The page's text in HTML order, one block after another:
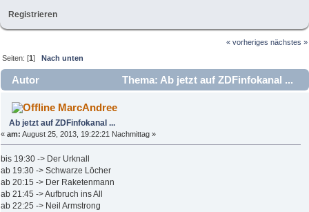
Registrieren
« vorheriges nächstes »
Seiten: [1]Nach unten
Autor
Thema: Ab jetzt auf ZDFinfokanal ...
(Gelesen 2546 mal)
MarcAndree
Ab jetzt auf ZDFinfokanal ...
« am: August 25, 2013, 19:22:21 Nachmittag »
bis 19:30 -> Der Urknall
ab 19:30 -> Schwarze Löcher
ab 20:15 -> Der Raketenmann
ab 21:45 -> Aufbruch ins All
ab 22:25 -> Neil Armstrong